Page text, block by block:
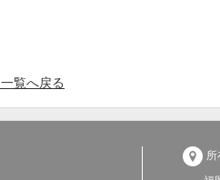
覧へ戻る
 所